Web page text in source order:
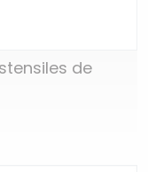
de